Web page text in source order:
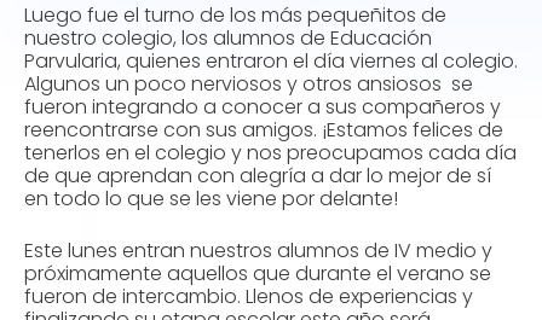
Luego fue el turno de los más pequeñitos de
nuestro colegio, los alumnos de Educación
Parvularia, quienes entraron el día viernes al colegio.
Algunos un poco nerviosos y otros ansiosos se
fueron integrando a conocer a sus compañeros y
reencontrarse con sus amigos. ¡Estamos felices de
tenerlos en el colegio y nos preocupamos cada día
de que aprendan con alegría a dar lo mejor de sí
en todo lo que se les viene por delante!
Este lunes entran nuestros alumnos de IV medio y
próximamente aquellos que durante el verano se
fueron de intercambio. Llenos de experiencias y